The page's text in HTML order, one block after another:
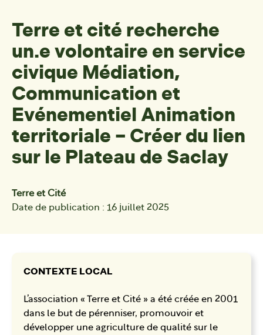
Terre et cité recherche
un.e volontaire en service
civique Médiation,
Communication et
Evénementiel Animation
territoriale – Créer du lien
sur le Plateau de Saclay
Terre et Cité
Date de publication : 16 juillet 2025
CONTEXTE LOCAL
L’association « Terre et Cité » a été créée en 2001
dans le but de pérenniser, promouvoir et
développer une agriculture de qualité sur le